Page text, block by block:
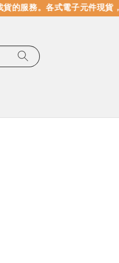
的服務。各式電子元件現貨